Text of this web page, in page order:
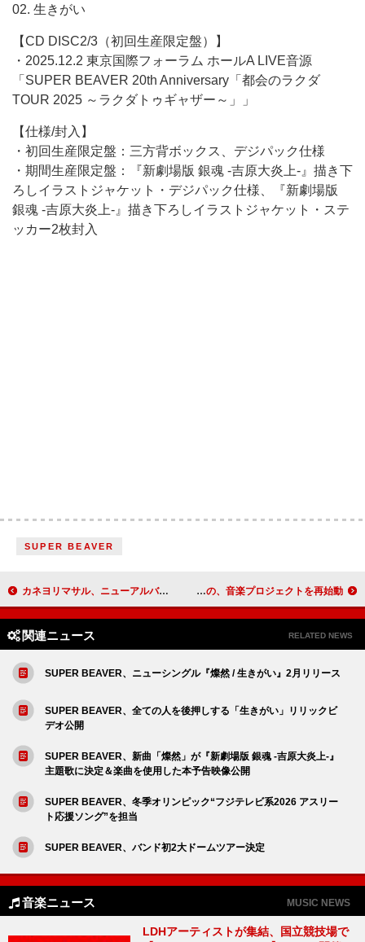
02. 生きがい
【CD DISC2/3（初回生産限定盤）】
・2025.12.2 東京国際フォーラム ホールA LIVE音源
「SUPER BEAVER 20th Anniversary「都会のラクダ
TOUR 2025 ～ラクダトゥギャザー～」」
【仕様/封入】
・初回生産限定盤：三方背ボックス、デジパック仕様
・期間生産限定盤：『新劇場版 銀魂 -吉原大炎上-』描き下
ろしイラストジャケット・デジパック仕様、『新劇場版
銀魂 -吉原大炎上-』描き下ろしイラストジャケット・ステ
ッカー2枚封入
SUPER BEAVER
カネヨリマサル、ニューアルバム『ヒント』収録曲＆ジャケット公開 なえなの、音楽プロジェクトを再始動
関連ニュース RELATED NEWS
SUPER BEAVER、ニューシングル『燦然 / 生きがい』2月リリース
SUPER BEAVER、全ての人を後押しする「生きがい」リリックビ
デオ公開
SUPER BEAVER、新曲「燦然」が『新劇場版 銀魂 -吉原大炎上-』
主題歌に決定＆楽曲を使用した本予告映像公開
SUPER BEAVER、冬季オリンピック“フジテレビ系2026 アスリー
ト応援ソング”を担当
SUPER BEAVER、バンド初2大ドームツアー決定
音楽ニュース MUSIC NEWS
LDHアーティストが集結、国立競技場で